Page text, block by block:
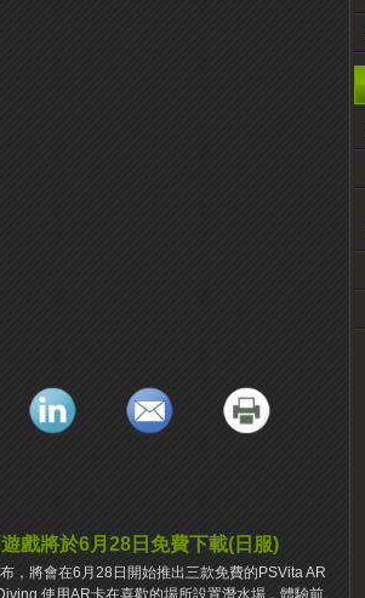
戲將於6月28日免費下載(日服)
，將會在6月28日開始推出三款免費的PSVita AR
使用AR卡在喜歡的場所設置潛水場，體驗前